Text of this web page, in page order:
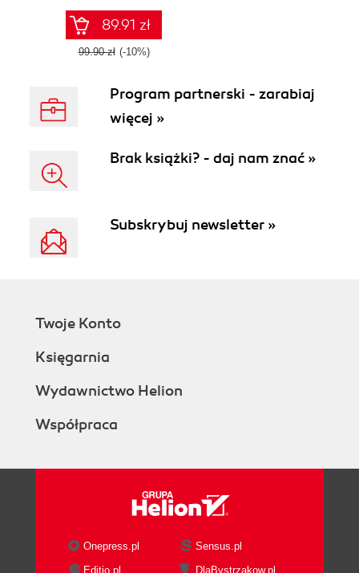
89.91 zł
99.90 zł (-10%)
Program partnerski - zarabiaj
więcej »
Brak książki? - daj nam znać »
Subskrybuj newsletter »
Twoje Konto
Księgarnia
Wydawnictwo Helion
Współpraca
Onepress.pl
Sensus.pl
Editio.pl
DlaBystrzakow.pl